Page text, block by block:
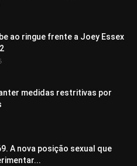
ao ringue frente a Joey Essex
medidas restritivas por
A nova posição sexual que